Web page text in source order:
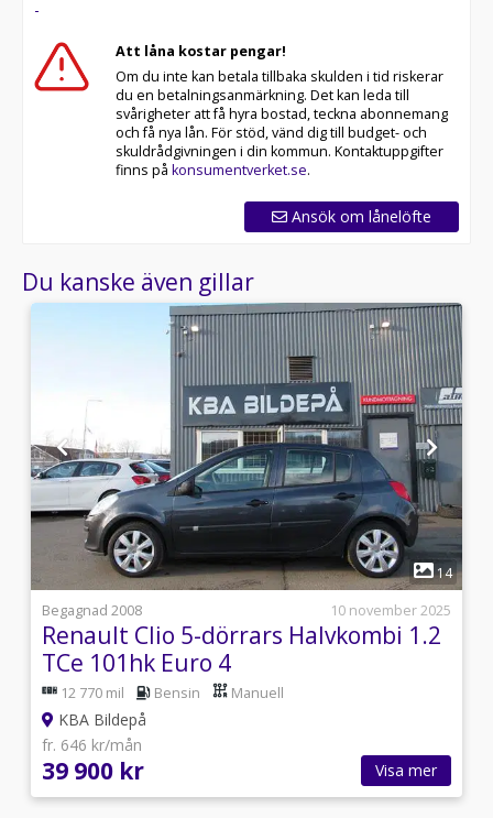
-
Att låna kostar pengar!
Om du inte kan betala tillbaka skulden i tid riskerar
du en betalningsanmärkning. Det kan leda till
svårigheter att få hyra bostad, teckna abonnemang
och få nya lån. För stöd, vänd dig till budget- och
skuldrådgivningen i din kommun. Kontaktuppgifter
finns på konsumentverket.se.
Ansök om lånelöfte
Du kanske även gillar
1
14
Begagnad 2008
10 november 2025
Renault Clio 5-dörrars Halvkombi 1.2
TCe 101hk Euro 4
12 770 mil Bensin Manuell
KBA Bildepå
fr. 646 kr/mån
39 900 kr Visa mer